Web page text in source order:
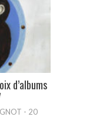
d’albums
- 20